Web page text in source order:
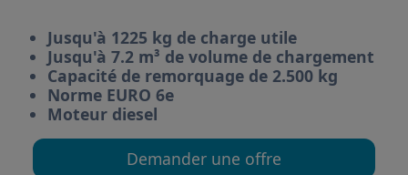
Jusqu'à 1225 kg de charge utile
Jusqu'à 7.2 m³ de volume de chargement
Capacité de remorquage de 2.500 kg
Norme EURO 6e
Moteur diesel
Demander une offre